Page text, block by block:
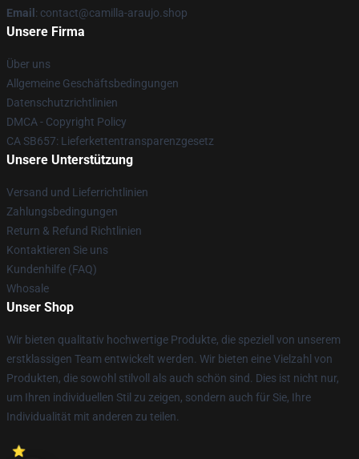
Email : contact@camilla-araujo.shop
Unsere Firma
Über uns
Allgemeine Geschäftsbedingungen
Datenschutzrichtlinien
DMCA - Copyright Policy
CA SB657: Lieferkettentransparenzgesetz
Unsere Unterstützung
Versand und Lieferrichtlinien
Zahlungsbedingungen
Return & Refund Richtlinien
Kontaktieren Sie uns
Kundenhilfe (FAQ)
Whosale
Unser Shop
Wir bieten qualitativ hochwertige Produkte, die speziell von unserem
erstklassigen Team entwickelt werden. Wir bieten eine Vielzahl von
Produkten, die sowohl stilvoll als auch schön sind. Dies ist nicht nur,
um Ihren individuellen Stil zu zeigen, sondern auch für Sie, Ihre
Individualität mit anderen zu teilen.